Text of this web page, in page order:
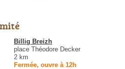
Billig Breizh
place Théodore Decker
2 km
Fermée, ouvre à 12h